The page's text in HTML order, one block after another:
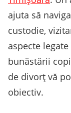
ajuta să
custodie,
aspecte
bunăstării
de divorț vă
obiectiv.